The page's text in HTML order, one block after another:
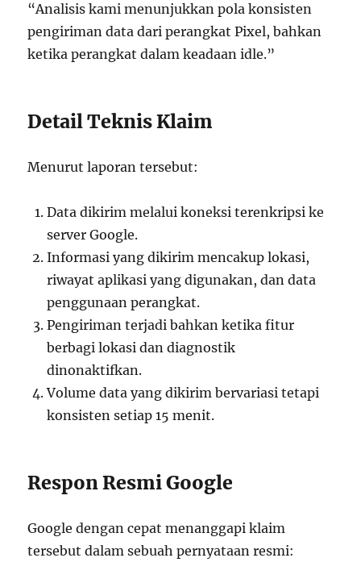
“Analisis kami menunjukkan pola konsisten
pengiriman data dari perangkat Pixel, bahkan
ketika perangkat dalam keadaan idle.”
Detail Teknis Klaim
Menurut laporan tersebut:
Data dikirim melalui koneksi terenkripsi ke
server Google.
Informasi yang dikirim mencakup lokasi,
riwayat aplikasi yang digunakan, dan data
penggunaan perangkat.
Pengiriman terjadi bahkan ketika fitur
berbagi lokasi dan diagnostik
dinonaktifkan.
Volume data yang dikirim bervariasi tetapi
konsisten setiap 15 menit.
Respon Resmi Google
Google dengan cepat menanggapi klaim
tersebut dalam sebuah pernyataan resmi: